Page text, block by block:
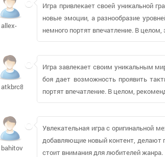
allex-
Игра привлекает своей уникальной
новые эмоции, а разнообразие
немного портят впечатление. В
atkbrc8370
Игра завлекает своим уникальным
боя дает возможность проявить
портят впечатление. В целом,
bahitov-
Увлекательная игра с оригинальной
добавляющие новый контент, делают
стоит внимания для любителей жанра.